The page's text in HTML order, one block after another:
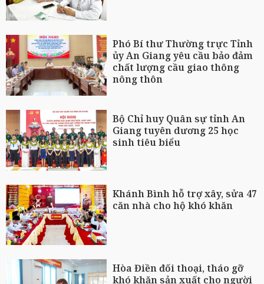
Phó Bí thư Thường trực Tỉnh
ủy An Giang yêu cầu bảo đảm
chất lượng cầu giao thông
nông thôn
Bộ Chỉ huy Quân sự tỉnh An
Giang tuyên dương 25 học
sinh tiêu biểu
Khánh Bình hỗ trợ xây, sửa 47
căn nhà cho hộ khó khăn
Hòa Điền đối thoại, tháo gỡ
khó khăn sản xuất cho người